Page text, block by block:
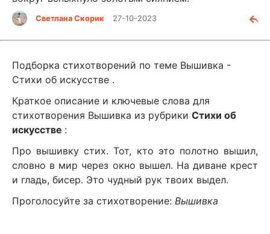
Светлана Скорик 27-10-2023
Подборка стихотворений по теме Вышивка -
Стихи об искусстве .
Краткое описание и ключевые слова для
стихотворения Вышивка из рубрики Стихи об
искусстве :
Про вышивку стих. Тот, кто это полотно вышил,
словно в мир через окно вышел. На диване крест
и гладь, бисер. Это чудный рук твоих выдел.
Проголосуйте за стихотворение: Вышивка